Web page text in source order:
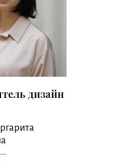
дизайн